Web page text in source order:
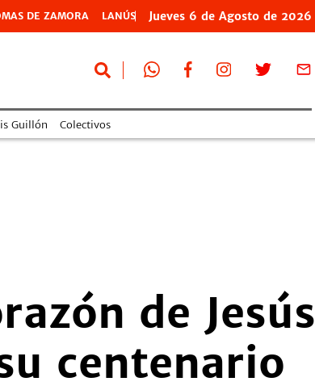
DE ZAMORA LANÚS Jueves 6 de Agosto de 2026
Guillón Colectivos
de Jesús
centenario